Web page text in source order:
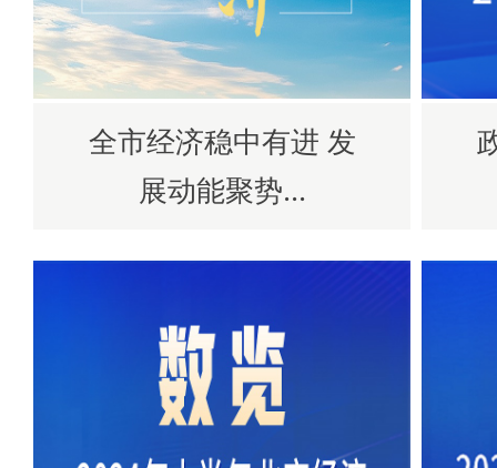
全市经济稳中有进 发
展动能聚势...